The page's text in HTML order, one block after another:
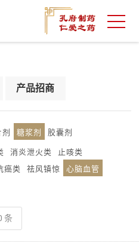
产品招商
剂 糖浆剂 胶囊剂
消炎泄火类
止咳类
癌类 祛风镇惊
心脑血管
条